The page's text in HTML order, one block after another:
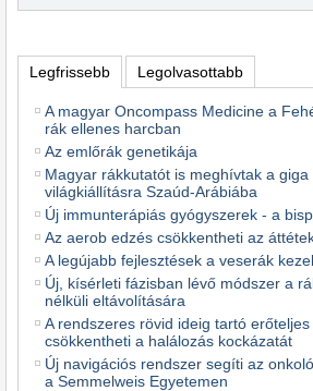
Legfrissebb Legolvasottabb
A magyar Oncompass Medicine a
rák ellenes harcban
Az emlőrák genetikája
Magyar rákkutatót is meghívtak a giga
világkiállításra Szaúd-Arábiába
Új immunterápiás gyógyszerek - a
Az aerob edzés csökkentheti az
A legújabb fejlesztések a veserák
Új, kísérleti fázisban lévő módszer a
nélküli eltávolítására
A rendszeres rövid ideig tartó
csökkentheti a halálozás kockázatát
Új navigációs rendszer segíti az
a Semmelweis Egyetemen